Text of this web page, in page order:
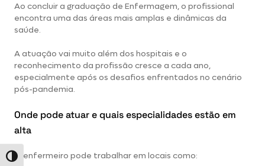
Alternar alto contraste
Ao concluir a graduação de Enfermagem, o profissional
encontra uma das áreas mais amplas e dinâmicas da
saúde.
A atuação vai muito além dos hospitais e o
reconhecimento da profissão cresce a cada ano,
especialmente após os desafios enfrentados no cenário
pós-pandemia.
Onde pode atuar e quais especialidades estão em
alta
O enfermeiro pode trabalhar em locais como: